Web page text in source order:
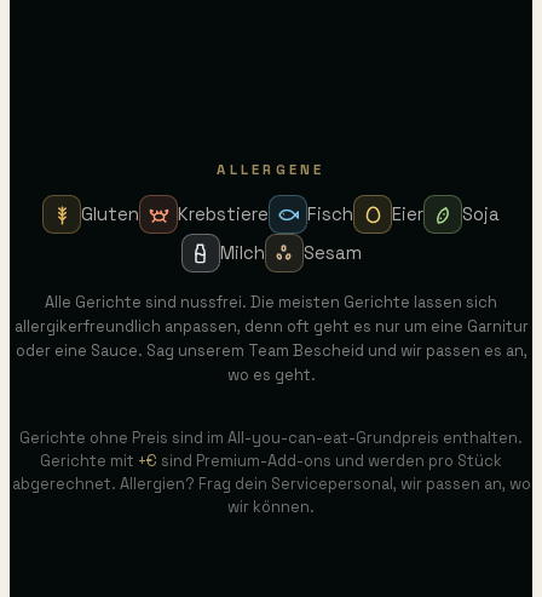
ALLERGENE
Gluten Krebstiere Fisch Eier
Soja
Milch
Sesam
Alle Gerichte sind nussfrei. Die meisten Gerichte lassen sich
allergikerfreundlich anpassen, denn oft geht es nur um eine Garnitur
oder eine Sauce. Sag unserem Team Bescheid und wir passen es an,
wo es geht.
Gerichte ohne Preis sind im All-you-can-eat-Grundpreis enthalten.
Gerichte mit +€ sind Premium-Add-ons und werden pro Stück
abgerechnet. Allergien? Frag dein Servicepersonal, wir passen an, wo
wir können.